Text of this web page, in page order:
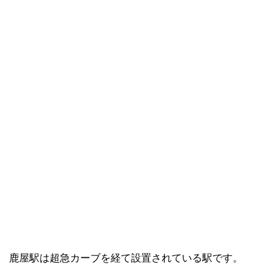
鹿屋駅は超急カーブを経て設置されている駅です。